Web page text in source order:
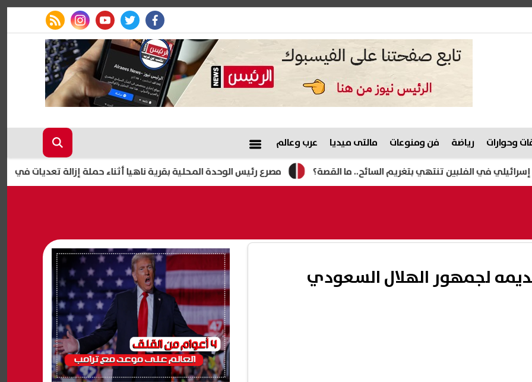
facebook
twitter
youtube
instagram
rss feed
وحوارات رياضة فن ومنوعات مالتى ميديا عرب وعالم
مصرع رئيس الوحدة المحلية بقرية ناهيا أثناء حملة إزالة تعديات في كرداسة في الفلبين تنتهي بتغريم السائح.. ما القصة؟
لجمهور الهلال السعودي